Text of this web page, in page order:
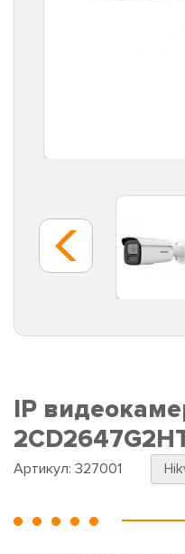
IP
Артикул: 327001